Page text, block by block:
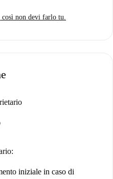
si trovano nelle vicinanze,
la spesa quotidiana.
non devi farlo tu.
iniziale in caso di